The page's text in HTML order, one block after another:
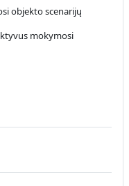
objekto scenarijų
mokymosi